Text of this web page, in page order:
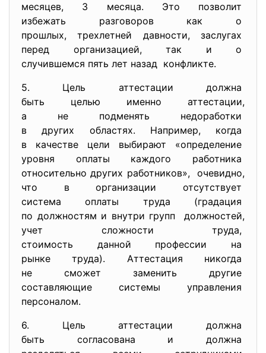
месяцев, 3 месяца. Это позволит
избежать разговоров как о
прошлых, трехлетней давности, заслугах
перед организацией, так и о
случившемся пять лет назад конфликте.
5. Цель аттестации должна
быть целью именно аттестации,
а не подменять недоработки
в других областях. Например, когда
в качестве цели выбирают «определение
уровня оплаты каждого работника
относительно других работников», очевидно,
что в организации отсутствует
система оплаты труда (градация
по должностям и внутри групп должностей,
учет сложности труда,
стоимость данной профессии на
рынке труда). Аттестация никогда
не сможет заменить другие
составляющие системы управления
персоналом.
6. Цель аттестации должна
быть согласована и должна